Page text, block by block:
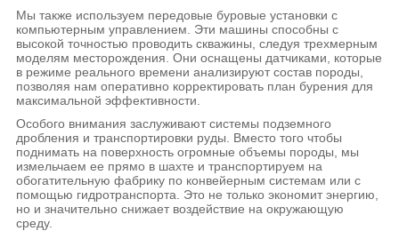
Мы также используем передовые буровые установки с
компьютерным управлением. Эти машины способны с
высокой точностью проводить скважины, следуя трехмерным
моделям месторождения. Они оснащены датчиками, которые
в режиме реального времени анализируют состав породы,
позволяя нам оперативно корректировать план бурения для
максимальной эффективности.
Особого внимания заслуживают системы подземного
дробления и транспортировки руды. Вместо того чтобы
поднимать на поверхность огромные объемы породы, мы
измельчаем ее прямо в шахте и транспортируем на
обогатительную фабрику по конвейерным системам или с
помощью гидротранспорта. Это не только экономит энергию,
но и значительно снижает воздействие на окружающую
среду.